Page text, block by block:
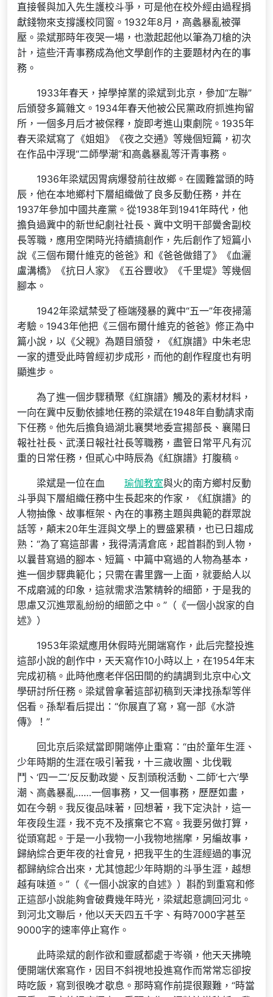
直接餐與加入先生護校斗爭，可是他在校外經由過程捐
獻錢物來支撐護校同窗。1932年8月，高蠡暴亂被彈
壓。梁斌那時年夜哭一場，也激起起他以筆為刀槍的決
計，這些汗青事務成為他文學創作的主要題材內在的事
務。
1933年春天，掉學掉業的梁斌到北京，參加“左聯”
后頒發多篇雜文。1934年春天他被公民黨政府抓進拘留
所，一個多月后才被保釋，旋即考進山東劇院。1935年
春天梁斌寫了《姐姐》《夜之交通》等幾個短篇，初次
在作品中浮現“二師學潮”和高蠡暴亂等汗青事務。
1936年梁斌因胃病爆發前往故鄉。在國難當頭的時
辰，他在本地鄉村下層組織做了良多反動任務，并在
1937年參加中國共產黨。從1938年到1941年時代，他
擔負過冀中的新世紀劇社社長、冀中文明干部黌舍副校
長等職，應用空閑時光持續搞創作，先后創作了短篇小
說《三個布爾什維克的爸爸》和《爸爸做錯了》《血灑
盧溝橋》《抗日人家》《五谷豐收》《千里堤》等幾個
腳本。
1942年梁斌禁受了極端殘暴的冀中“五一”年夜掃蕩
考驗。1943年他把《三個布爾什維克的爸爸》修正為中
篇小說，以《父親》為題目頒發，《紅旗譜》中朱老忠
一家的遭受此時曾經初步成形，而他的創作程度也有明
顯進步。
為了進一個步驟積聚《紅旗譜》觸及的素材材料，
一向在冀中反動依據地任務的梁斌在1948年自動請求南
下任務。他先后擔負過湖北襄樊地委宣揚部長、襄陽日
報社社長、武漢日報社社長等職務，盡管日常平凡有沉
重的日常任務，但貳心中時辰為《紅旗譜》打腹稿。
梁斌是一位在血 瑜伽教室與火的南方鄉村反動
斗爭與下層組織任務中生長起來的作家，《紅旗譜》的
人物抽像、故事框架、內在的事務主題與典範的群眾說
話等，顛末20年生涯與文學上的豐盛累積，也已日趨成
熟：“為了寫這部書，我得清清倉底，起首斟酌到人物，
以曩昔寫過的腳本、短篇、中篇中寫過的人物為基本，
進一個步驟典範化；只需在書里露一上面，就要給人以
不成磨滅的印象，這就需求浩繁精幹的細節，于是我的
思慮又沉進眾亂紛紛的細節之中。”（《一個小說家的自
述》）
1953年梁斌應用休假時光開端寫作，此后完整投進
這部小說的創作中，天天寫作10小時以上，在1954年末
完成初稿。此時他應老伴侶田間的約請調到北京中心文
學研討所任務。梁斌曾拿著這部初稿到天津找孫犁等伴
侶看。孫犁看后提出：“你展直了寫，寫一部《水滸
傳》！”
回北京后梁斌當即開端停止重寫：“由於童年生涯、
少年時期的生涯在吸引著我，十三歲收團、北伐戰
鬥、‘四一二’反反動政變、反割頭稅活動、二師‘七六’學
潮、高蠡暴亂……一個事務，又一個事務，歷歷如畫，
如在今朝。我反復品味著，回想著，我下定決計，這一
年夜段生涯，我不克不及擯棄它不寫。我要另做打算，
從頭寫起。于是一小我物一小我物地揣摩，另編故事，
歸納綜合更年夜的社會見，把我平生的生涯經過的事況
都歸納綜合出來，尤其憶起少年時期的斗爭生涯，越想
越有味道。”（《一個小說家的自述》）斟酌到重寫和修
正這部小說能夠會破費幾年時光，梁斌起意調回河北。
到河北文聯后，他以天天四五千字、有時7000字甚至
9000字的速率停止寫作。
此時梁斌的創作欲和靈感都處于岑嶺，他天天拂曉
便開端伏案寫作，因目不斜視地投進寫作而常常忘卻按
時吃飯，寫到很晚才歇息。那時寫作前提很艱難，“時當